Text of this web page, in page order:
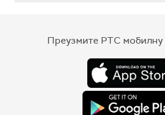
Преузмите РТС мобилну